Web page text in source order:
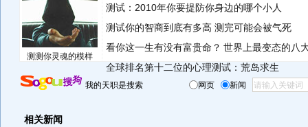
测测你灵魂的模样
测试：2010年你要提防你身边的哪个小人
测试你的智商到底有多高 测完可能会被气死
看你这一生有没有富贵命？ 世界上最变态的八
全球排名第十二位的心理测试：荒岛求生
我的天职是搜索 网页 新闻
相关新闻